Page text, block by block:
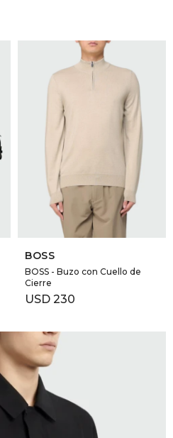
SELECCIONAR TALLE
BOSS
BOSS - Buzo con Cuello de
Cierre
USD 230